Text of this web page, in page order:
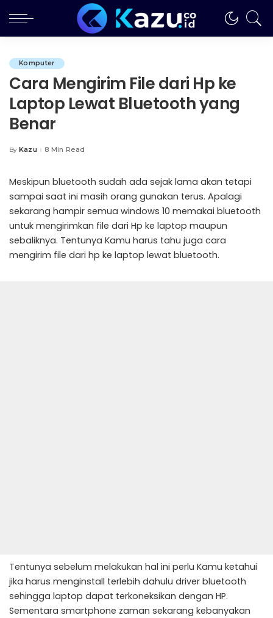
Komputer
Cara Mengirim File dari Hp ke
Laptop Lewat Bluetooth yang
Benar
Posted
By Kazu 8 Min Read
Meskipun bluetooth sudah ada sejak lama akan tetapi
sampai saat ini masih orang gunakan terus. Apalagi
sekarang hampir semua windows 10 memakai bluetooth
untuk mengirimkan file dari Hp ke laptop maupun
sebaliknya. Tentunya Kamu harus tahu juga cara
mengirim file dari hp ke laptop lewat bluetooth.
Tentunya sebelum melakukan hal ini perlu Kamu ketahui
jika harus menginstall terlebih dahulu driver bluetooth
sehingga laptop dapat terkoneksikan dengan HP.
Sementara smartphone zaman sekarang kebanyakan